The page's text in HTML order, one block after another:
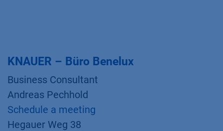
KNAUER – Büro Benelux
Business Consultant
Andreas Pechhold
Schedule a meeting
Hegauer Weg 38